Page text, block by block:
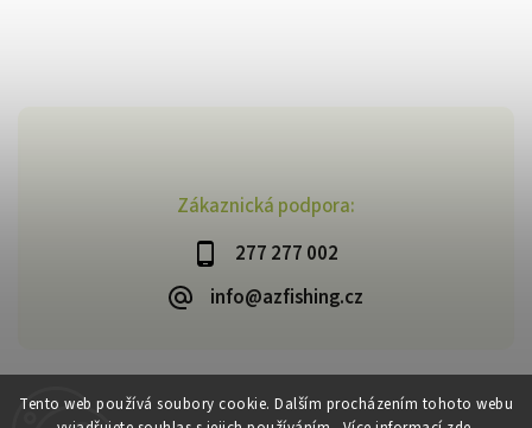
Tento web používá soubory cookie. Dalším procházením tohoto webu
Zákaznická podpora:
277 277 002
info@azfishing.cz